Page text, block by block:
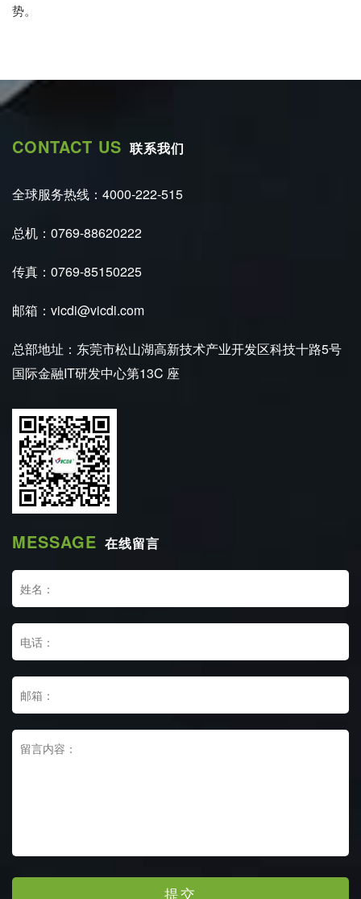
势。
CONTACT US 联系我们
全球服务热线：4000-222-515
总机：0769-88620222
传真：0769-85150225
邮箱：vicdi@vicdi.com
总部地址：东莞市松山湖高新技术产业开发区科技十路5号
国际金融IT研发中心第13C 座
MESSAGE 在线留言
提交